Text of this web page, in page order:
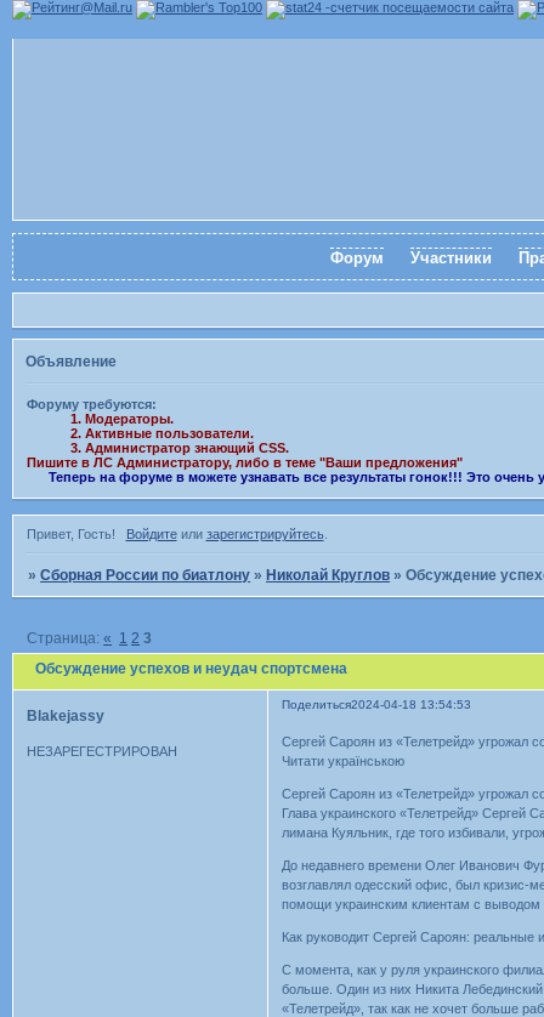
Форум Участники
Объявление
Форуму требуются:
1. Модераторы.
2. Активные пользователи.
3. Администратор знающий CSS.
Пишите в ЛС Администратору, либо в теме "Ваши предложения"
Теперь на форуме в можете узнавать все результаты гонок!!! Это
Привет, Гость! Войдитеили зарегистрируйтесь.
»Сборная России по биатлону »Николай Круглов »Обсуждение
Обсуждение успехов и неудач спортсмена
Страница:« 1 2 3
Поделиться2024-04-18 13:54:53
Blakejassy
НЕЗАРЕГЕСТРИРОВАН
Сергей Сароян из «Телетрейд» угрожал
Читати українською
Сергей Сароян из «Телетрейд» угрожал
Глава украинского «Телетрейд» Сергей
лимана Куяльник, где того избивали,
До недавнего времени Олег Иванович
возглавлял одесский офис, был кризис-
помощи украинским клиентам с выводом
Как руководит Сергей Сароян: реальные
С момента, как у руля украинского
больше. Один из них Никита
«Телетрейд», так как не хочет больше